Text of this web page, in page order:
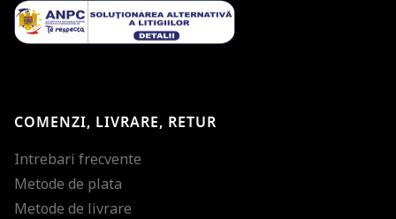
COMENZI, LIVRARE, RETUR
Intrebari frecvente
Metode de plata
Metode de livrare